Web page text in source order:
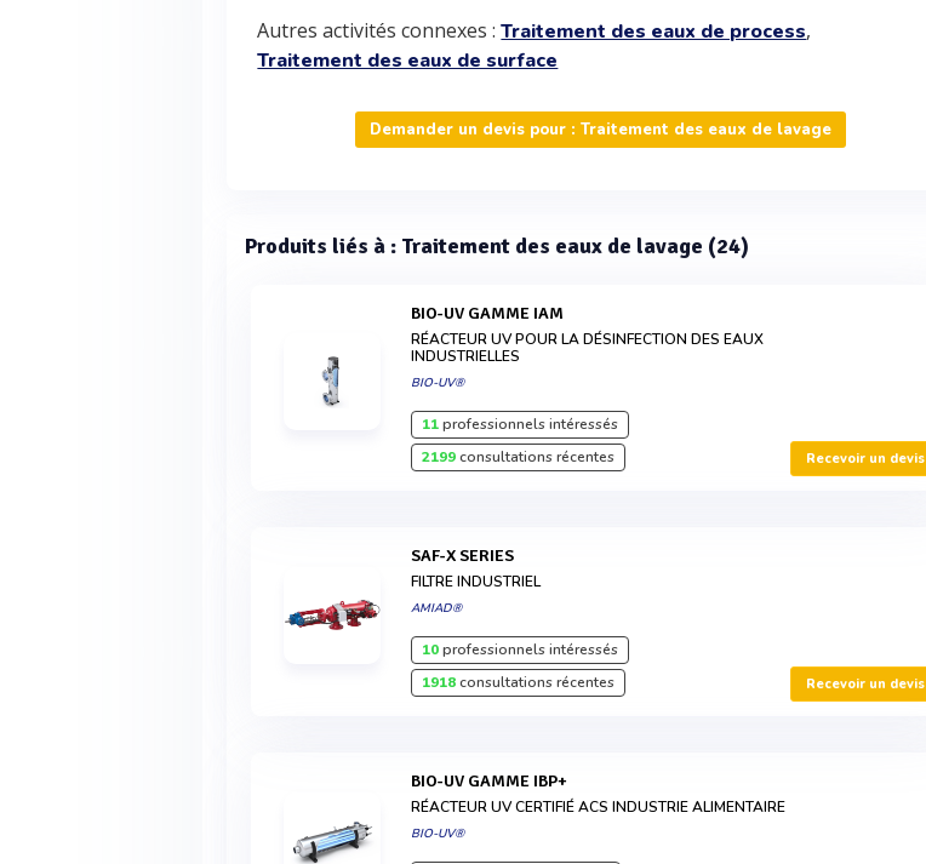
Autres activités connexes :Traitement des eaux de process,
Traitement des eaux de surface
Demander un devis pour : Traitement des eaux de lavage
Produits liés à : Traitement des eaux de lavage (24)
BIO-UV GAMME IAM
RÉACTEUR UV POUR LA DÉSINFECTION DES EAUX
INDUSTRIELLES
BIO-UV®
11professionnels intéressés
2199consultations récentes Recevoir un devis
SAF-X SERIES
FILTRE INDUSTRIEL
AMIAD®
10professionnels intéressés
1918consultations récentes Recevoir un devis
BIO-UV GAMME IBP+
RÉACTEUR UV CERTIFIÉ ACS INDUSTRIE ALIMENTAIRE
BIO-UV®